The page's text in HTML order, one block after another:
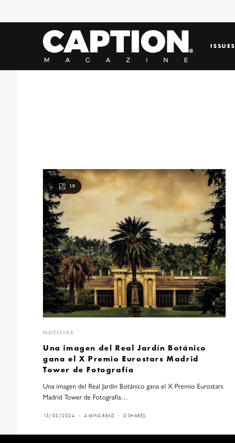
ISSUES
19
NOTICIAS
Una imagen del Real Jardín Botánico
gana el X Premio Eurostars Madrid
Tower de Fotografía
Una imagen del Real Jardín Botánico gana el X Premio Eurostars
Madrid Tower de Fotografía…
15/03/2024 4 MINS READ 0 SHARES